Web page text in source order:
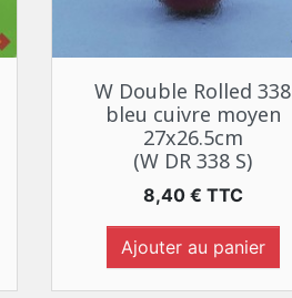
Aperçu rapide
W Double Rolled 338
bleu cuivre moyen
27x26.5cm
(W DR 338 S)
Prix
8,40 € TTC
Ajouter au panier